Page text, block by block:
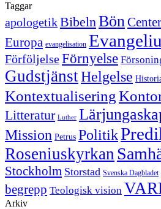
Taggar
apologetikBibeln Bön
Europa evangelisation
FörföljelseFörnyelse
GudstjänstHelgelse
Kontextualisering
Litteratur Luther
Mission Petrus Politik
Roseniuskyrkan
Stockholm Storstad Svenska Dagbladet
begrepp Teologisk vision
Arkiv